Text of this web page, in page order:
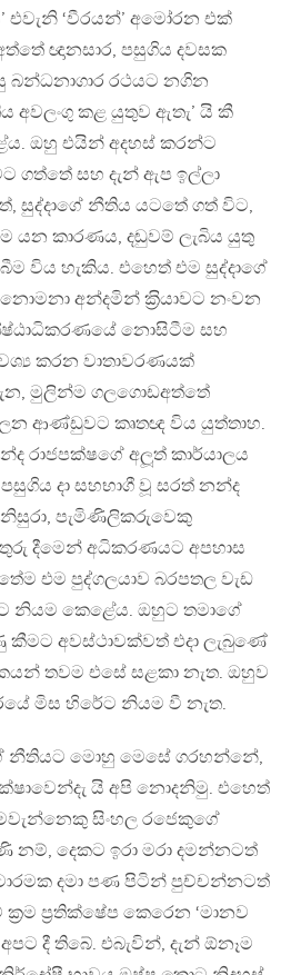
එවැනි ‘වීරයන්’ අමෝරන එක්
ඥානසාර, පසුගිය දවසක
බන්ධනාගාර රථයට නගින
අවලංගු කළ යුතුව ඇතැ’ යි කී
ඔහු එයින් අදහස් කරන්ට
ගත්තේ සහ දැන් ඇප ඉල්ලා
සුද්දාගේ නීතිය යටතේ ගත් විට,
යන කාරණය, දඬුවම් ලැබිය යුතු
විය හැකිය. එහෙත් එම සුද්දාගේ
අන්දමින් ක‍්‍රියාවට නංවන
නොසිටීම සහ
කරන වාතාවරණයක්
මුලින්ම ගලගොඩඅත්තේ
ආණ්ඩුවට කෘතඥ විය යුත්තාහ.
රාජපක්ෂගේ අලූත් කාර්යාලය
දා සහභාගී වූ සරත් නන්ද
පැමිණිලිකරුවෙකු
දීමෙන් අධිකරණයට අපහාස
එම පුද්ගලයාව බරපතල වැඩ
නියම කෙළේය. ඔහුට තමාගේ
අවස්ථාවක්වත් එදා ලැබුණේ
තවම එසේ සළකා නැත. ඔහුව
මිස හිරේට නියම වී නැත.
නීතියට මොහු මෙසේ ගරහන්නේ,
යි අපි නොදනිමු. එහෙත්
සිංහල රජෙකුගේ
නම්, දෙකට ඉරා මරා දමන්නටත්
දමා පණ පිටින් පුච්චන්නටත්
ප‍්‍රතික්ෂේප කෙරෙන ‘මානව
දී තිබේ. එබැවින්, දැන් ඕනෑම